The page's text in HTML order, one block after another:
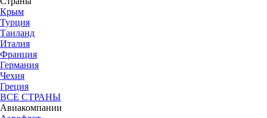
Крым
Турция
Таиланд
Италия
Франция
Германия
Чехия
Греция
ВСЕ СТРАНЫ
Авиакомпании